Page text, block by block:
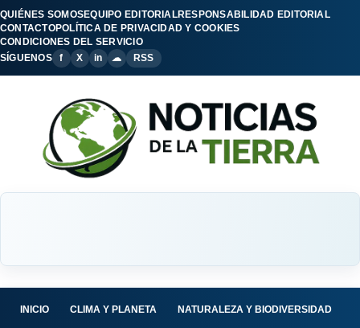
QUIÉNES SOMOSEQUIPO EDITORIALRESPONSABILIDAD EDITORIAL
CONTACTOPOLÍTICA DE PRIVACIDAD Y COOKIES
CONDICIONES DEL SERVICIO
SÍGUENOS
f X in ☁ RSS
INICIO CLIMA Y PLANETA NATURALEZA Y BIODIVERSIDAD